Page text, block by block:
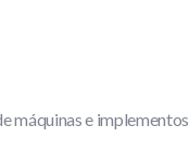
máquinas e implementos.